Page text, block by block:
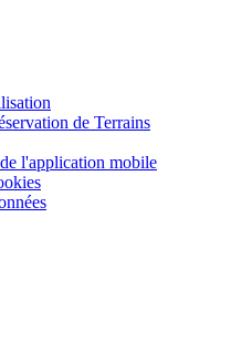
de Terrains
l'application mobile